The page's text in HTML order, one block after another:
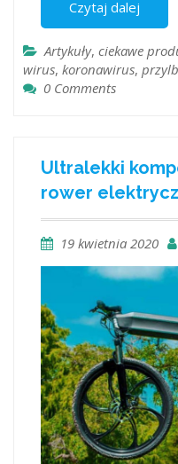
Czytaj dalej
Artykuły, ciekawe
wirus, koronawirus,
0 Comments
Ultralekki
rower
19 kwietnia 2020